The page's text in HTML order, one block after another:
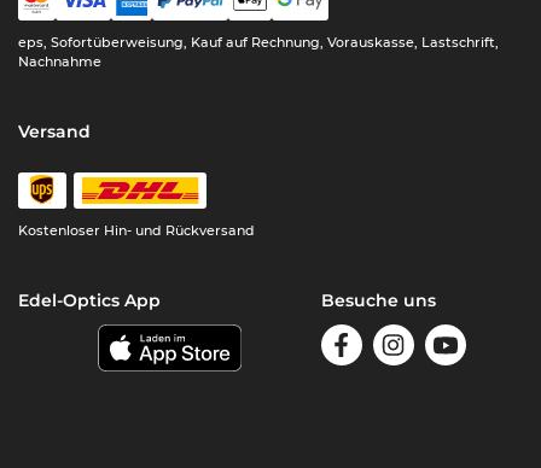
eps, Sofortüberweisung, Kauf auf Rechnung, Vorauskasse, Lastschrift,
Nachnahme
Versand
Kostenloser Hin- und Rückversand
Edel-Optics App Besuche uns